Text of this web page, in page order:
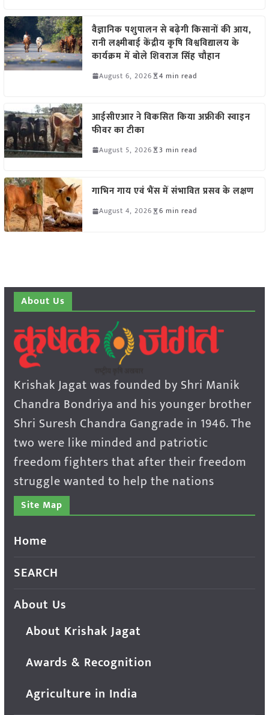
वैज्ञानिक पशुपालन से बढ़ेगी किसानों की आय,
रानी लक्ष्मीबाई केंद्रीय कृषि विश्वविद्यालय के
कार्यक्रम में बोले शिवराज सिंह चौहान
August 6, 2026 4 min read
आईसीएआर ने विकसित किया अफ्रीकी स्वाइन
फीवर का टीका
August 5, 2026 3 min read
गाभिन गाय एवं भैंस में संभावित प्रसव के लक्षण
August 4, 2026 6 min read
About Us
Krishak Jagat was founded by Shri Manik
Chandra Bondriya and his younger brother
Shri Suresh Chandra Gangrade in 1946. The
two were like minded and patriotic
freedom fighters that after their freedom
struggle wanted to help the nations
Site Map
Home
SEARCH
About Us
About Krishak Jagat
Awards & Recognition
Agriculture in India